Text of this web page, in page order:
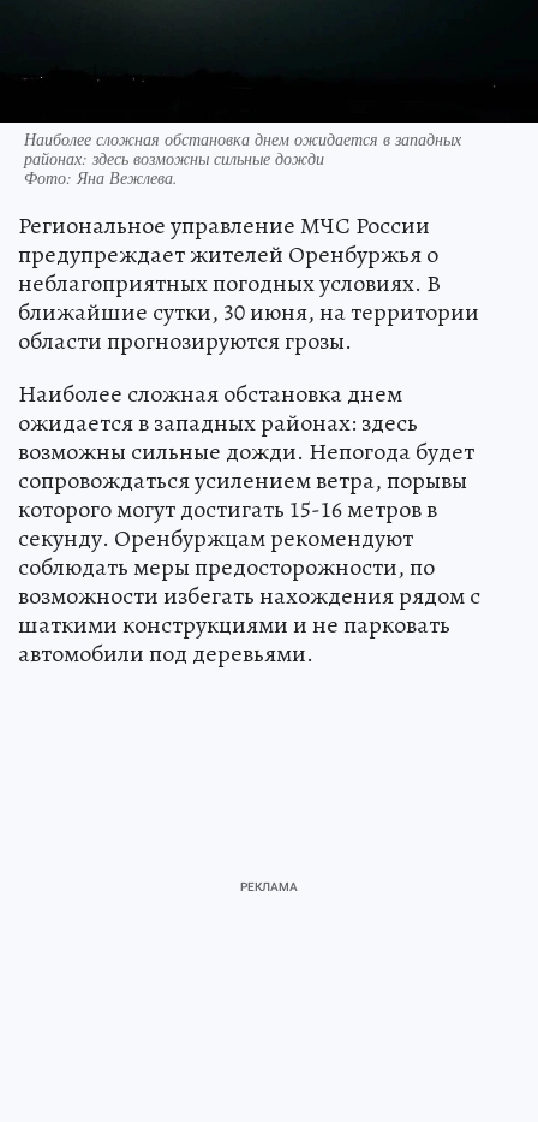
Наиболее сложная обстановка днем ожидается в западных
районах: здесь возможны сильные дожди
Фото: Яна Вежлева.
Региональное управление МЧС России
предупреждает жителей Оренбуржья о
неблагоприятных погодных условиях. В
ближайшие сутки, 30 июня, на территории
области прогнозируются грозы.
Наиболее сложная обстановка днем
ожидается в западных районах: здесь
возможны сильные дожди. Непогода будет
сопровождаться усилением ветра, порывы
которого могут достигать 15-16 метров в
секунду. Оренбуржцам рекомендуют
соблюдать меры предосторожности, по
возможности избегать нахождения рядом с
шаткими конструкциями и не парковать
автомобили под деревьями.